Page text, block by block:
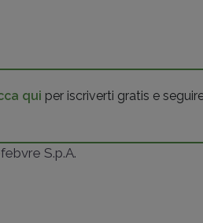
qui per iscriverti gratis e
S.p.A.